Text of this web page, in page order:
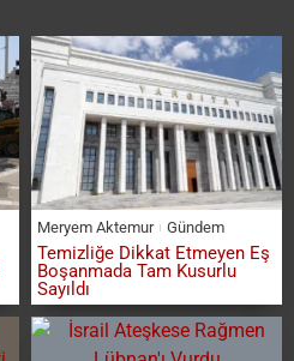
Meryem Aktemur Gündem
Temizliğe Dikkat Etmeyen Eş
Boşanmada Tam Kusurlu
Sayıldı